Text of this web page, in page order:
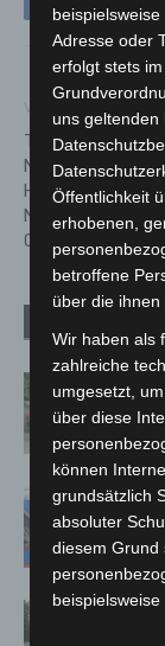
Tagesupdate zu
Neuinfektionen in
Hannover und in
Niedersachsen –
01.04.2021
Adresse oder
erfolgt stets
uns geltenden
Öffentlichkeit
erhobenen,
betroffene
über die
Wir haben als
zahlreiche
umgesetzt,
über diese
können
grundsätzlich
absoluter
diesem Grund